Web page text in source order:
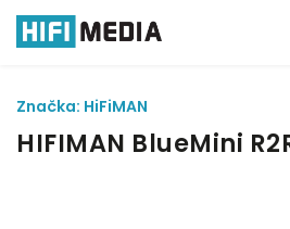
HIFIMAN BlueMini
Značka: HiFiMAN